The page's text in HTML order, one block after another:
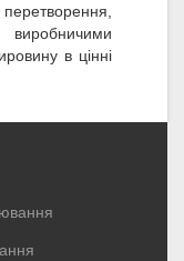
виробничими
в цінні